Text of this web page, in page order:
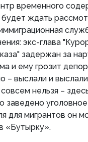
временного
ждать
экс-глава
задержан за
и ему грозит
– выслали и
нельзя –
заведено
для мигрантов он
«Бутырку».